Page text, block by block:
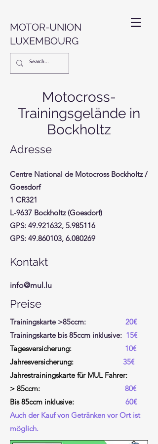
MOTOR-UNION
LUXEMBOURG
Motocross-
Trainingsgelände in
Bockholtz
Adresse
Centre National de Motocross Bockholtz /
Goesdorf
1 CR321
L-9637 Bockholtz (Goesdorf)
GPS: 49.921632, 5.985116
GPS: 49.860103, 6.080269
Kontakt
info@mul.lu
Preise
Trainingskarte >85ccm: 20€
Trainingskarte bis 85ccm inklusive: 15€
Tagesversicherung: 10€
Jahresversicherung: 35€
Jahrestrainingskarte für MUL Fahrer:
> 85ccm:
80€
Bis 85ccm inklusive: 60€
Auch der Kauf von Getränken vor Ort ist
möglich.